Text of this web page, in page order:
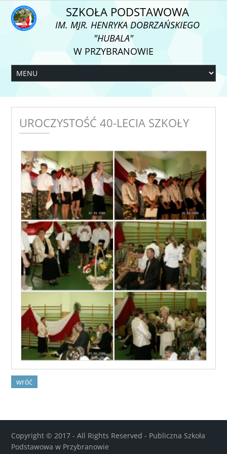
SZKOŁA PODSTAWOWA
IM. MJR. HENRYKA DOBRZAŃSKIEGO
"HUBALA"
W PRZYBRANOWIE
UROCZYSTOŚĆ 40-LECIA SZKOŁY
wróć
Copyright © 2017 - All Rights Reserved - Publiczna Szkoła
Podstawowa w Przybranowie